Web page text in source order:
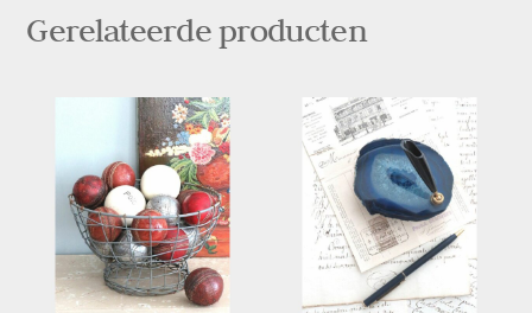
Gerelateerde producten